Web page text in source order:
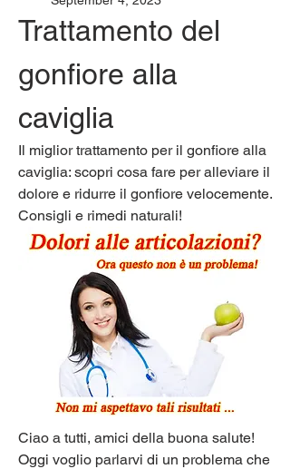
Trattamento del
gonfiore alla
caviglia
Il miglior trattamento per il gonfiore alla
caviglia: scopri cosa fare per alleviare il
dolore e ridurre il gonfiore velocemente.
Consigli e rimedi naturali!
Ciao a tutti, amici della buona salute!
Oggi voglio parlarvi di un problema che